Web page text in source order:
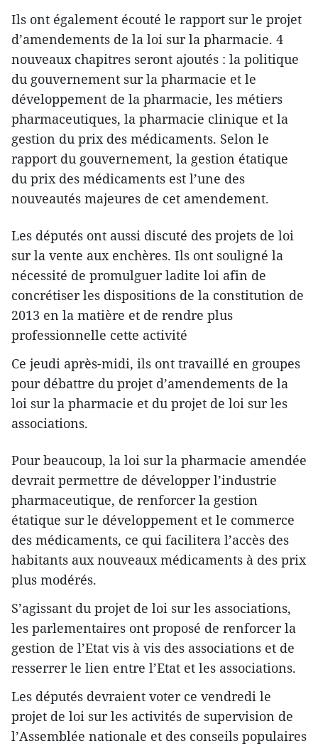
Ils ont également écouté le rapport sur le projet
d’amendements de la loi sur la pharmacie. 4
nouveaux chapitres seront ajoutés : la politique
du gouvernement sur la pharmacie et le
développement de la pharmacie, les métiers
pharmaceutiques, la pharmacie clinique et la
gestion du prix des médicaments. Selon le
rapport du gouvernement, la gestion étatique
du prix des médicaments est l’une des
nouveautés majeures de cet amendement.
Les députés ont aussi discuté des projets de loi
sur la vente aux enchères. Ils ont souligné la
nécessité de promulguer ladite loi afin de
concrétiser les dispositions de la constitution de
2013 en la matière et de rendre plus
professionnelle cette activité
Ce jeudi après-midi, ils ont travaillé en groupes
pour débattre du projet d’amendements de la
loi sur la pharmacie et du projet de loi sur les
associations.
Pour beaucoup, la loi sur la pharmacie amendée
devrait permettre de développer l’industrie
pharmaceutique, de renforcer la gestion
étatique sur le développement et le commerce
des médicaments, ce qui facilitera l’accès des
habitants aux nouveaux médicaments à des prix
plus modérés.
S’agissant du projet de loi sur les associations,
les parlementaires ont proposé de renforcer la
gestion de l’Etat vis à vis des associations et de
resserrer le lien entre l’Etat et les associations.
Les députés devraient voter ce vendredi le
projet de loi sur les activités de supervision de
l’Assemblée nationale et des conseils populaires